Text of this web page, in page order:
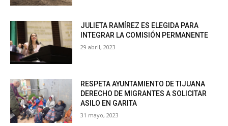
JULIETA RAMÍREZ ES ELEGIDA PARA
INTEGRAR LA COMISIÓN PERMANENTE
29 abril, 2023
RESPETA AYUNTAMIENTO DE TIJUANA
DERECHO DE MIGRANTES A SOLICITAR
ASILO EN GARITA
31 mayo, 2023